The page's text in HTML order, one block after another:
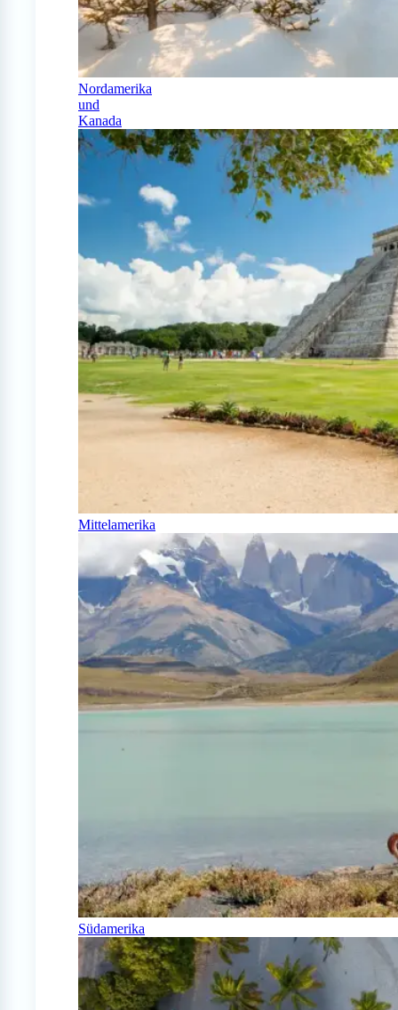
Nordamerika
und
Kanada
Mittelamerika
Südamerika